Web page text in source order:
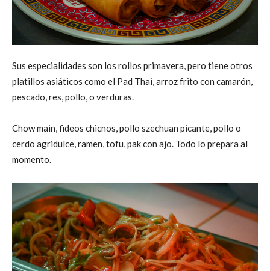
Sus especialidades son los rollos primavera, pero tiene otros
platillos asiáticos como el Pad Thai, arroz frito con camarón,
pescado, res, pollo, o verduras.
Chow main, fideos chicnos, pollo szechuan picante, pollo o
cerdo agridulce, ramen, tofu, pak con ajo. Todo lo prepara al
momento.